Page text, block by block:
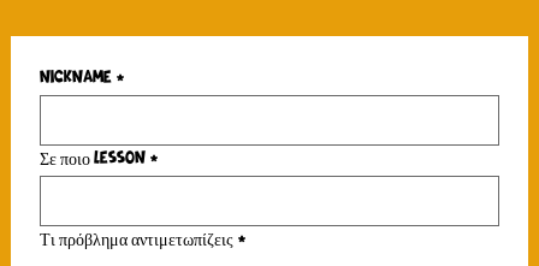
Nickname*
Σε ποιο Lesson*
Τι πρόβλημα αντιμετωπίζεις*